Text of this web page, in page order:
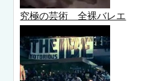
究極の芸術 全裸バレエ